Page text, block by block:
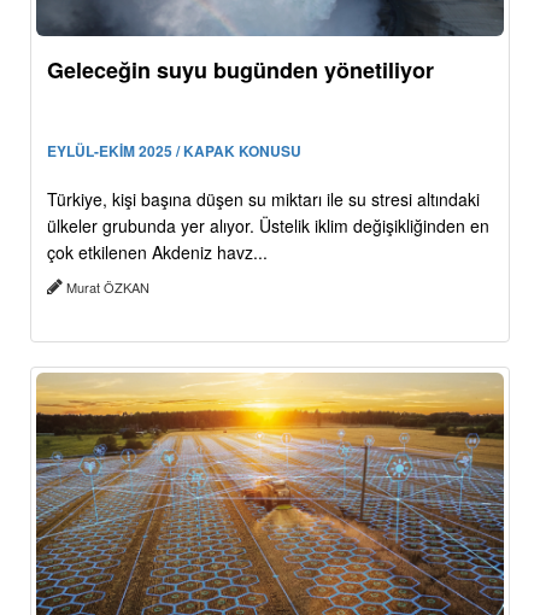
Geleceğin suyu bugünden yönetiliyor
EYLÜL-EKİM 2025 / KAPAK KONUSU
Türkiye, kişi başına düşen su miktarı ile su stresi altındaki
ülkeler grubunda yer alıyor. Üstelik iklim değişikliğinden en
çok etkilenen Akdeniz havz...
Murat ÖZKAN